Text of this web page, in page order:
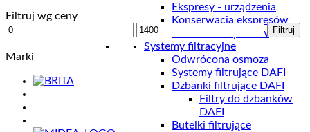
Ekspresy - urządzenia
Konserwacja ekspresów
Kawa do ekspresów
Systemy filtracyjne
Odwrócona osmoza
Systemy filtrujące DAFI
Dzbanki filtrujące DAFI
Filtry do dzbanków
DAFI
Butelki filtrujące
Filtruj wg ceny
Cena
Cena
max
Filtruj
Marki